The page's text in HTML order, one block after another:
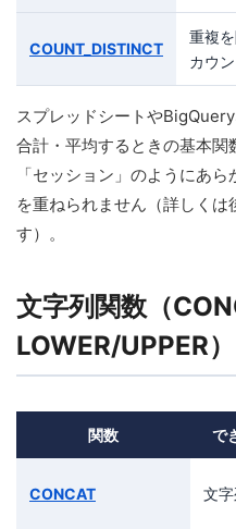
COUNT_DISTINCT
重複
カウン
スプレッドシートや
合計・平均するときの基本
「セッション」のようにあ
を重ねられません（詳しく
す）。
文字列関数（
LOWER/UPPER）
関数 で
CONCAT 文